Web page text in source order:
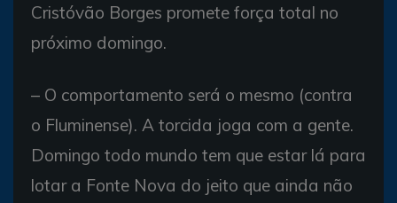
Cristóvão Borges promete força total no
próximo domingo.
– O comportamento será o mesmo (contra
o Fluminense). A torcida joga com a gente.
Domingo todo mundo tem que estar lá para
lotar a Fonte Nova do jeito que ainda não